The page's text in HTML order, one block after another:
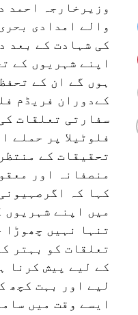
وزیرخارجہ احمد
والے امدادی
کی شہادت کے بعد
اپنے شہریوں کے
ہوں گے ان کے
کےدوران فریڈم
سفارتی تعلقات
فلوٹیلا پر حملے
تحقیقات کے
منصفانہ اور
کہا کہ
میں اپنے
تنہا نہیں
تعلقات کو بہتر
کے لیے پیش کرنا
لیے اور بہت کچھ
ایسے وقت میں